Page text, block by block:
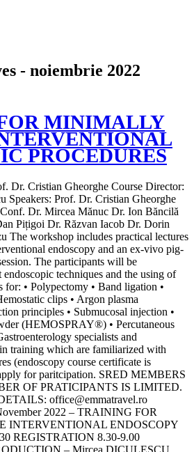
- noiembrie 2022
MINIMALLY
PROCEDURES
Dr. Cristian Gheorghe Course Director:
Speakers: Prof. Dr. Cristian Gheorghe
Dr. Mircea Mănuc Dr. Ion Băncilă
Pițigoi Dr. Răzvan Iacob Dr. Dorin
The workshop includes practical lectures
endoscopy and an ex-vivo pig-
The participants will be
techniques and the using of
for: • Polypectomy • Band ligation •
clips • Argon plasma
principles • Submucosal injection •
(HEMOSPRAY®) • Percutaneous
specialists and
training which are familiarized with
(endoscopy course certificate is
for paritcipation. SRED MEMBERS
OF PRATICIPANTS IS LIMITED.
office@emmatravel.ro
2022 – TRAINING FOR
INTERVENTIONAL ENDOSCOPY
REGISTRATION 8.30-9.00
– Mircea DICULESCU ,